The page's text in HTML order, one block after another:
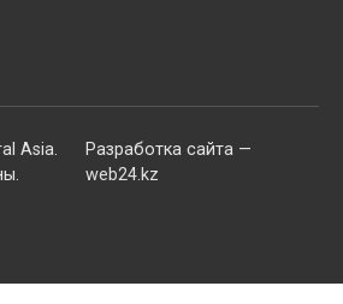
Asia.
Разработка сайта —
web24.kz